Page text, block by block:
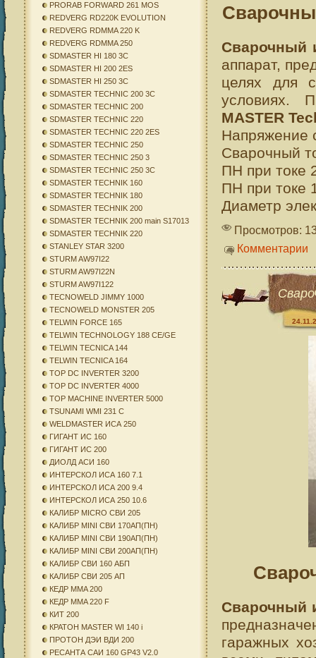
Сварочный
аппарат,
целях для
условиях.
MASTER
Напряжение
Сварочный
ПН при токе
ПН при токе
Диаметр
Просмотров:
Комментарии
Сварочный
гаражных
PRORAB FORWARD 261 MOS
REDVERG RD220K EVOLUTION
REDVERG RDMMA 220 K
REDVERG RDMMA 250
SDMASTER HI 180 3C
SDMASTER HI 200 2ES
SDMASTER HI 250 3C
SDMASTER TECHNIC 200 3C
SDMASTER TECHNIC 200
SDMASTER TECHNIC 220
SDMASTER TECHNIC 220 2ES
SDMASTER TECHNIC 250
SDMASTER TECHNIC 250 3
SDMASTER TECHNIC 250 3C
SDMASTER TECHNIK 160
SDMASTER TECHNIK 180
SDMASTER TECHNIK 200
SDMASTER TECHNIK 200 main S17013
SDMASTER TECHNIK 220
STANLEY STAR 3200
STURM AW97I22
STURM AW97I22N
STURM AW97I122
TECNOWELD JIMMY 1000
TECNOWELD MONSTER 205
TELWIN FORCE 165
TELWIN TECHNOLOGY 188 CE/GE
TELWIN TECNICA 144
TELWIN TECNICA 164
TOP DC INVERTER 3200
TOP DC INVERTER 4000
TOP MACHINE INVERTER 5000
TSUNAMI WMI 231 C
WELDMASTER ИСА 250
ГИГАНТ ИС 160
ГИГАНТ ИС 200
ДИОЛД АСИ 160
ИНТЕРСКОЛ ИСА 160 7.1
ИНТЕРСКОЛ ИСА 200 9.4
ИНТЕРСКОЛ ИСА 250 10.6
КАЛИБР MICRO СВИ 205
КАЛИБР MINI СВИ 170АП(ПН)
КАЛИБР MINI СВИ 190АП(ПН)
КАЛИБР MINI СВИ 200АП(ПН)
КАЛИБР СВИ 160 АБП
КАЛИБР СВИ 205 АП
КЕДР MMA 200
КЕДР MMA 220 F
КИТ 200
КРАТОН MASTER WI 140 i
ПРОТОН ДЭИ ВДИ 200
РЕСАНТА САИ 160 GP43 V2.0